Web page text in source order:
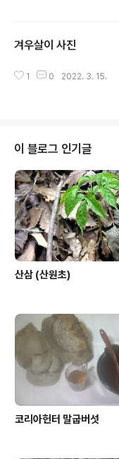
겨우살이 사진
1 0 2022. 3. 15.
이 블로그 인기글
산삼 (산원초)
코리아헌터 말굽버섯